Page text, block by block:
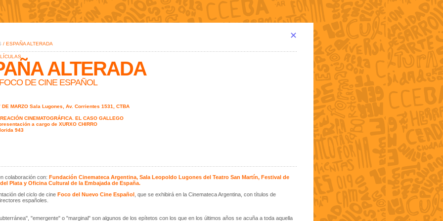
✕
/ ESPAÑA ALTERADA
ALTERADA
DE CINE ESPAÑOL
DE MARZO Sala Lugones, Av. Corrientes 1531, CTBA
CINEMATOGRÁFICA. EL CASO GALLEGO
a cargo de XURXO CHIRRO
943
colaboración con: Fundación Cinemateca Argentina, Sala Leopoldo Lugones del Teatro San Martín, Festival de
Plata y Oficina Cultural de la Embajada de España.
del ciclo de cine Foco del Nuevo Cine Español, que se exhibirá en la Cinemateca Argentina, con títulos de
españoles.
"emergente" o "marginal" son algunos de los epítetos con los que en los últimos años se acuña a toda aquella